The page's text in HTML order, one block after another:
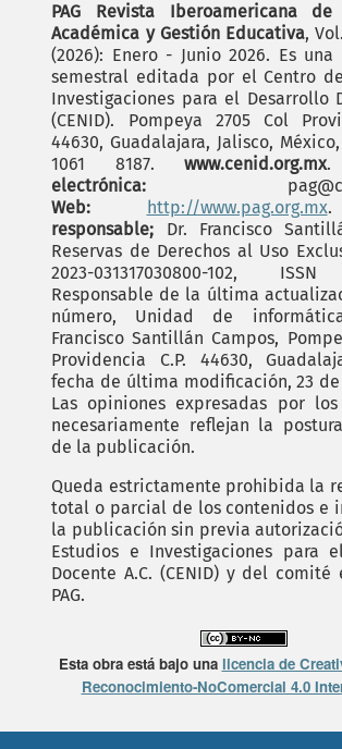
PAG Revista Iberoamericana de
Académica y Gestión Educativa,
(2026): Enero - Junio 2026. Es
semestral editada por el Centro
Investigaciones para el Desarrollo
(CENID). Pompeya 2705 Col
44630, Guadalajara, Jalisco,
1061 8187.www.cenid.org.mx
electrónica:
Web:
http://www.pag.org.mx.
responsable; Dr. Francisco
Reservas de Derechos al Uso
2023-031317030800-102, ISSN
Responsable de la última
número, Unidad de
Francisco Santillán Campos,
Providencia C.P. 44630,
fecha de última modificación, 23 de
Las opiniones expresadas por
necesariamente reflejan la
de la publicación.
Queda estrictamente prohibida la
total o parcial de los contenidos e
la publicación sin previa
Estudios e Investigaciones para
Docente A.C. (CENID) y del
PAG.
Esta obra está bajo una licencia de
Reconocimiento-NoComercial 4.0